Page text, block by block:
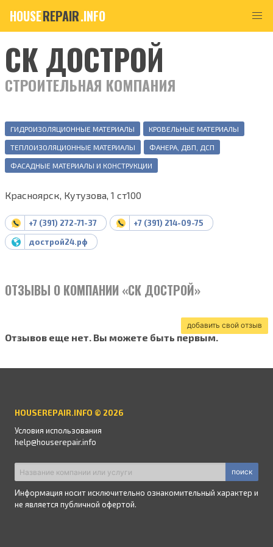
HOUSEREPAIR.INFO
СК ДОСТРОЙ
СТРОИТЕЛЬНАЯ КОМПАНИЯ
ГИДРОИЗОЛЯЦИОННЫЕ МАТЕРИАЛЫ КРОВЕЛЬНЫЕ МАТЕРИАЛЫ
ТЕПЛОИЗОЛЯЦИОННЫЕ МАТЕРИАЛЫ ФАНЕРА, ДВП, ДСП
ФАСАДНЫЕ МАТЕРИАЛЫ И КОНСТРУКЦИИ
Красноярск, Кутузова, 1 ст100
+7 (391) 272-71-37
+7 (391) 214-09-75
дострой24.рф
ОТЗЫВЫ О КОМПАНИИ «СК ДОСТРОЙ»
добавить свой отзыв
Отзывов еще нет. Вы можете быть первым.
HOUSEREPAIR.INFO © 2026
Условия использования
help@houserepair.info
поиск
Информация носит исключительно ознакомительный характер и
не является публичной офертой.